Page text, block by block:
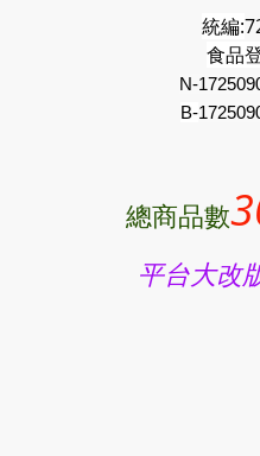
統編:
食品
N-
B-
總商品數
平台大改